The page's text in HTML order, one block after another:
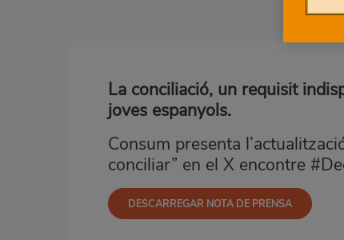
La conciliació, un requisit
joves espanyols.
Consum presenta
conciliar” en el X encontre
DESCARREGAR NOTA DE PRENSA